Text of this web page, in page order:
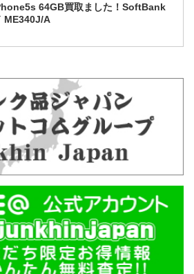
64GB買取ました！SoftBank
ME340J/A